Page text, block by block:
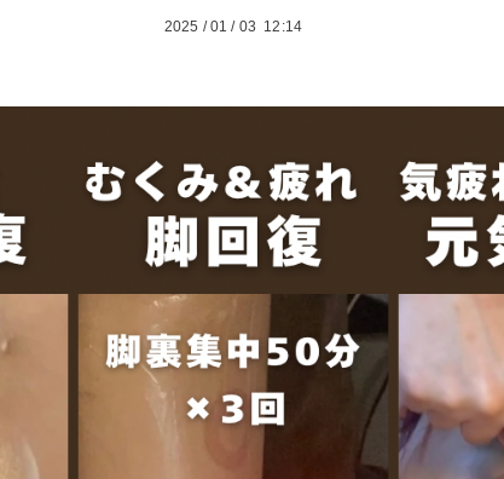
2025 /01 / 03 12:14